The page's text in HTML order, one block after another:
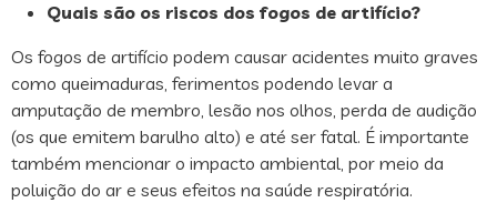
Quais são os riscos dos fogos de artifício?
Os fogos de artifício podem causar acidentes muito graves
como queimaduras, ferimentos podendo levar a
amputação de membro, lesão nos olhos, perda de audição
(os que emitem barulho alto) e até ser fatal. É importante
também mencionar o impacto ambiental, por meio da
poluição do ar e seus efeitos na saúde respiratória.